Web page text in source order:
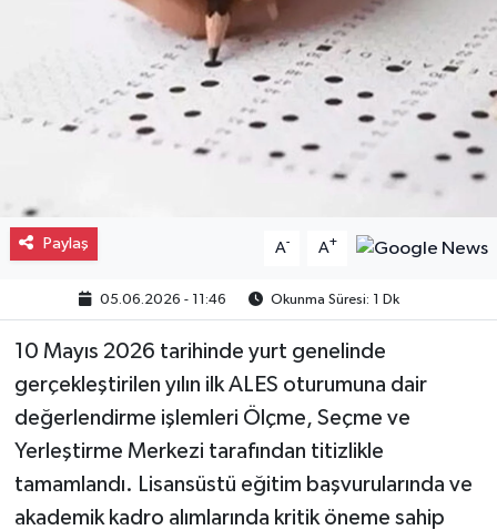
Paylaş A- A+
05.06.2026 - 11:46 Okunma Süresi: 1 Dk
10 Mayıs 2026 tarihinde yurt genelinde
gerçekleştirilen yılın ilk ALES oturumuna dair
değerlendirme işlemleri Ölçme, Seçme ve
Yerleştirme Merkezi tarafından titizlikle
tamamlandı. Lisansüstü eğitim başvurularında ve
akademik kadro alımlarında kritik öneme sahip
Magazin
Gayrimenkul
Spor